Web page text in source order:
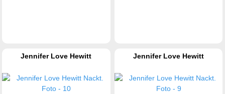
Jennifer Love Hewitt Jennifer Love Hewitt